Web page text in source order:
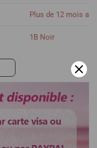
Plus de 12 mois
1B Noir
Ajustable